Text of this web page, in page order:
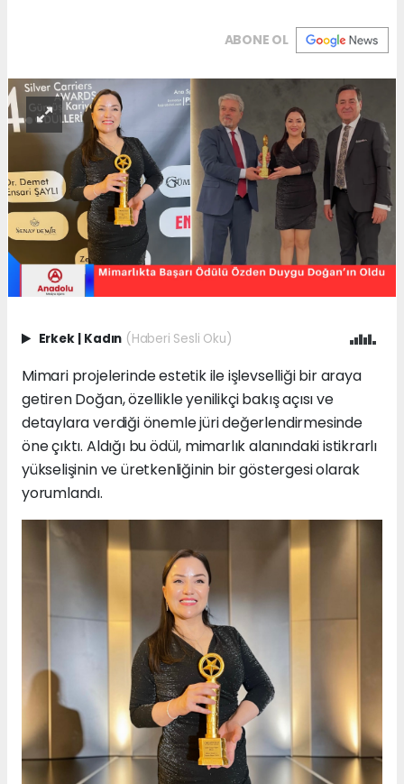
ABONE OL
Erkek | Kadın (Haberi Sesli Oku)
Mimari projelerinde estetik ile işlevselliği bir araya
getiren Doğan, özellikle yenilikçi bakış açısı ve
detaylara verdiği önemle jüri değerlendirmesinde
öne çıktı. Aldığı bu ödül, mimarlık alanındaki istikrarlı
yükselişinin ve üretkenliğinin bir göstergesi olarak
yorumlandı.